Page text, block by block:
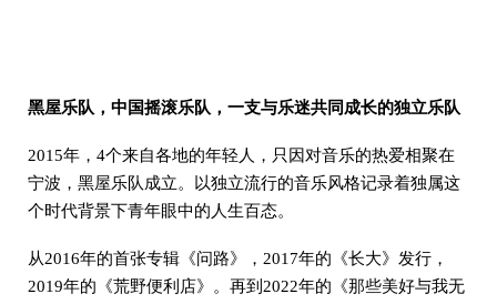
黑屋乐队，中国摇滚乐队，一支与乐迷共同成长的独立乐队
2015年，4个来自各地的年轻人，只因对音乐的热爱相聚在
宁波，黑屋乐队成立。以独立流行的音乐风格记录着独属这
个时代背景下青年眼中的人生百态。
从2016年的首张专辑《问路》，2017年的《长大》发行，
2019年的《荒野便利店》。再到2022年的《那些美好与我无